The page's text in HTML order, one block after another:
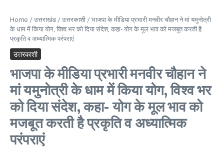
Home /उत्तराखंड /उत्तरकाशी /भाजपा के मीडिया प्रभारी मनवीर चौहान ने मां यमुनोत्री
के धाम में किया योग, विश्व भर को दिया संदेश, कहा- योग के मूल भाव को मजबूत करती है
प्रकृति व अध्यात्मिक परंपराएं
उत्तरकाशी
भाजपा के मीडिया प्रभारी मनवीर चौहान ने
मां यमुनोत्री के धाम में किया योग, विश्व भर
को दिया संदेश, कहा- योग के मूल भाव को
मजबूत करती है प्रकृति व अध्यात्मिक
परंपराएं